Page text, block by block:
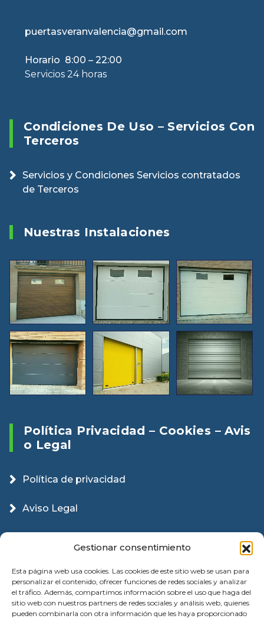
Gestionar consentimiento
Esta página web usa cookies. Las cookies de este sitio web se usan para
personalizar el contenido, ofrecer funciones de redes sociales y analizar
el tráfico. Además, compartimos información sobre el uso que haga del
sitio web con nuestros partners de redes sociales y análisis web, quienes
pueden combinarla con otra información que les haya proporcionado
puertasveranvalencia@gmail.com
Horario 8:00 – 22:00
Servicios 24 horas
Condiciones De Uso – Servicios Con
Terceros
Servicios y Condiciones Servicios contratados
de Terceros
Nuestras Instalaciones
Política Privacidad – Cookies – Avis
O Legal
Política de privacidad
Aviso Legal